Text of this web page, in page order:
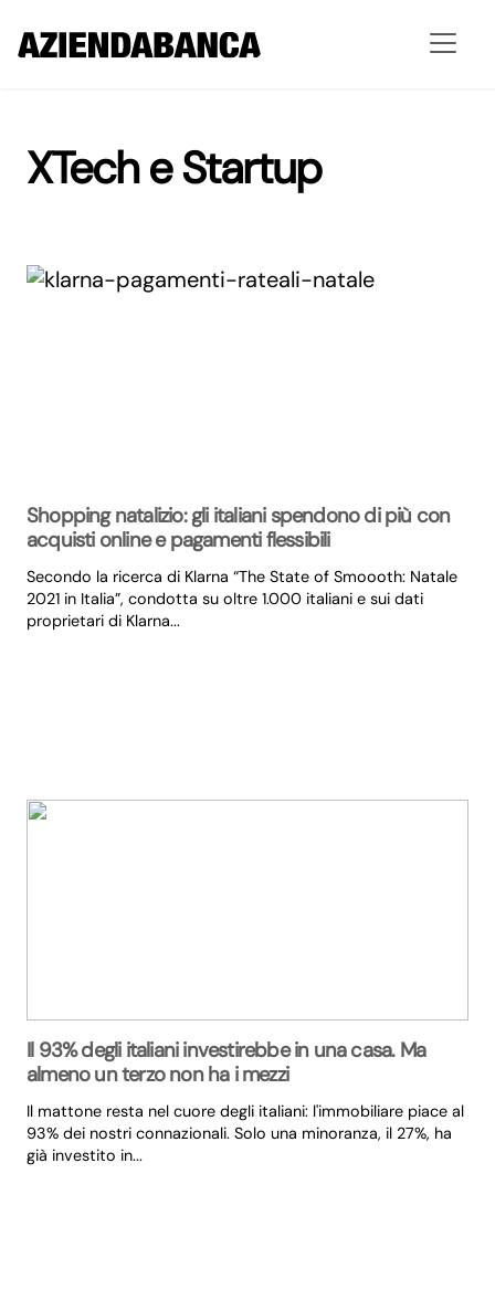
XTech e Startup
Shopping natalizio: gli italiani spendono di più con
acquisti online e pagamenti flessibili
Secondo la ricerca di Klarna “The State of Smoooth: Natale
2021 in Italia”, condotta su oltre 1.000 italiani e sui dati
proprietari di Klarna...
Il 93% degli italiani investirebbe in una casa. Ma
almeno un terzo non ha i mezzi
Il mattone resta nel cuore degli italiani: l'immobiliare piace al
93% dei nostri connazionali. Solo una minoranza, il 27%, ha
già investito in...